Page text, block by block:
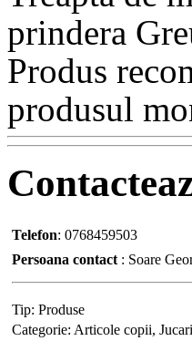
prindera
Produs
produsul
Telefon: 0768459503
Persoana contact : Soare
Tip: Produse
Categorie: Articole copii,